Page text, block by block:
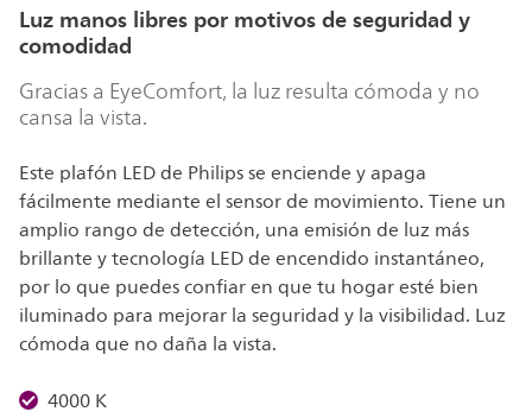
Luz manos libres por motivos de seguridad y
comodidad
Gracias a EyeComfort, la luz resulta cómoda y no
cansa la vista.
Este plafón LED de Philips se enciende y apaga
fácilmente mediante el sensor de movimiento. Tiene un
amplio rango de detección, una emisión de luz más
brillante y tecnología LED de encendido instantáneo,
por lo que puedes confiar en que tu hogar esté bien
iluminado para mejorar la seguridad y la visibilidad. Luz
cómoda que no daña la vista.
4000 K